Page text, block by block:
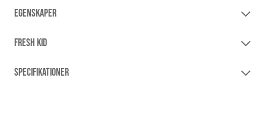
EGENSKAPER
FRESH KID
SPECIFIKATIONER